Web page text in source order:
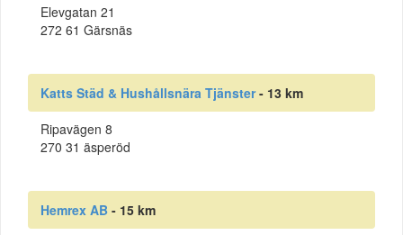
Elevgatan 21
272 61 Gärsnäs
Katts Städ & Hushållsnära Tjänster- 13 km
Ripavägen 8
270 31 äsperöd
Hemrex AB - 15 km